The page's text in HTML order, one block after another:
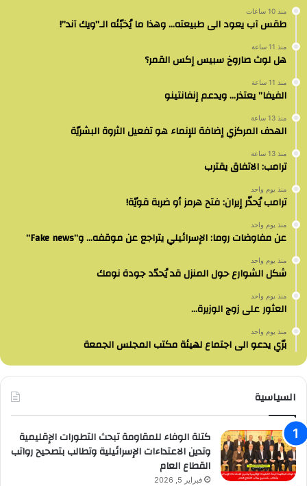
منذ 10 ساعات
طقس آب يعود الى طبيعته… وهذا ما يُخبّئه الـ”ويك آند”!
منذ 11 ساعة
هل لوث صاروخ سبيس إكس القمر؟
منذ 11 ساعة
الفيفا” يعتذر… ويدعم إنفانتينو
منذ 13 ساعة
الهدف المركزي إضافة للإنماء هو تفعيل الثروة البشريّة
منذ 13 ساعة
ترامب: الاتفاق يقترب
منذ يوم واحد
ترامب يُحذّر إيران: فتح هرمز أو ضربة قويّة!
منذ يوم واحد
عن مفاوضات روما: الإسرائيلي يتراجع عن موقفه… و”Fake news”
منذ يوم واحد
شكل الشوارع حول المنزل قد يُحدّد جودة نومك
منذ يوم واحد
العثور على زوج الوزيرة…
منذ يوم واحد
برّي يدعو الى اجتماع لهيئة مكتب المجلس الجمعة
السياسية
كتلة الوفاء للمقاومة تبحث التطورات الإقليمية
وتدين الاعتداءات الإسرائيلية وتطالب بتصحيح رواتب
القطاع العام
فبراير 5, 2026